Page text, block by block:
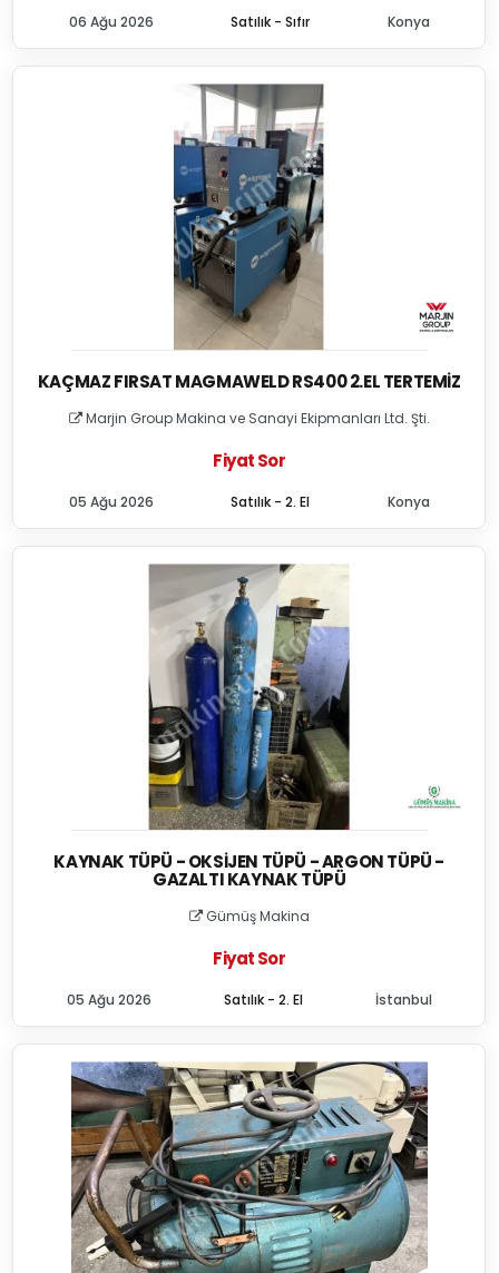
Satılık - Sıfır
06 Ağu 2026 Konya
KAÇMAZ FIRSAT MAGMAWELD RS400 2.EL TERTEMIZ
Marjin Group Makina ve Sanayi Ekipmanları Ltd. Şti.
Fiyat Sor
Satılık - 2. El
05 Ağu 2026 Konya
KAYNAK TÜPÜ - OKSIJEN TÜPÜ - ARGON TÜPÜ -
GAZALTI KAYNAK TÜPÜ
Gümüş Makina
Fiyat Sor
Satılık - 2. El
05 Ağu 2026 İstanbul